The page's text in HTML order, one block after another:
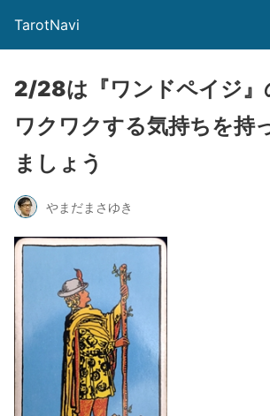
TarotNavi
2/28は『ワンドペイジ』
ワクワクする気持ちを持
ましょう
やまだまさゆき